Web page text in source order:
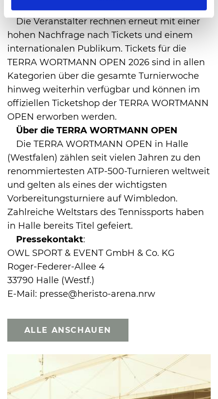
Erlebnis für Partner, Sponsoren und Besucher.
Die Veranstalter rechnen erneut mit einer
hohen Nachfrage nach Tickets und einem
internationalen Publikum. Tickets für die
TERRA WORTMANN OPEN 2026 sind in allen
Kategorien über die gesamte Turnierwoche
hinweg weiterhin verfügbar und können im
offiziellen Ticketshop der TERRA WORTMANN
OPEN erworben werden.
Über die TERRA WORTMANN OPEN
Die TERRA WORTMANN OPEN in Halle
(Westfalen) zählen seit vielen Jahren zu den
renommiertesten ATP-500-Turnieren weltweit
und gelten als eines der wichtigsten
Vorbereitungsturniere auf Wimbledon.
Zahlreiche Weltstars des Tennissports haben
in Halle bereits Titel gefeiert.
Pressekontakt:
OWL SPORT & EVENT GmbH & Co. KG
Roger-Federer-Allee 4
33790 Halle (Westf.)
E-Mail: presse@heristo-arena.nrw
ALLE ANSCHAUEN